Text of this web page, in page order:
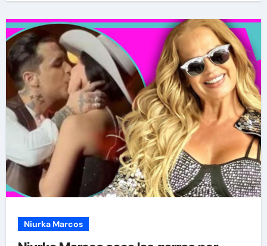
Niurka Marcos